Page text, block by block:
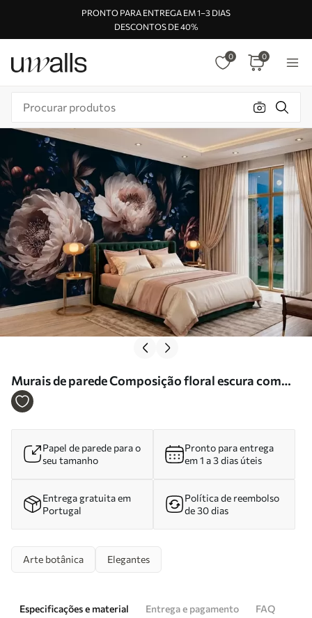
PRONTO PARA ENTREGA EM 1–3 DIAS
DESCONTOS DE 40%
0 0
Murais de parede Composição floral escura com
flores e folhas grandes Nr. w05533
Papel de parede para o
seu tamanho
Pronto para entrega
em 1 a 3 dias úteis
Entrega gratuita em
Portugal
Política de reembolso
de 30 dias
Arte botânica Elegantes
Especificações e material Entrega e pagamento FAQ